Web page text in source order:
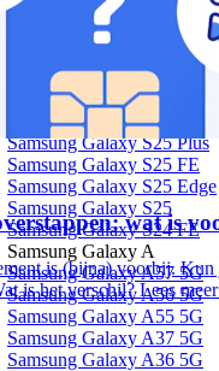
Samsung Galaxy S
Samsung Galaxy S26 Serie
Samsung Galaxy S26 Ultra
Samsung Galaxy S26 Plus
Samsung Galaxy S26
Samsung Galaxy S25 Ultra
Samsung Galaxy S25 Plus
Samsung Galaxy S25 FE
Samsung Galaxy S25 Edge
Samsung Galaxy S25
Samsung Galaxy S24 FE
Samsung Galaxy A
Samsung Galaxy A57 5G
Samsung Galaxy A56 5G
Samsung Galaxy A55 5G
Samsung Galaxy A37 5G
Samsung Galaxy A36 5G
wat is
is (bijna) voorbij. Kun
is het verschil? Lees